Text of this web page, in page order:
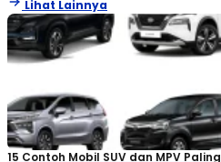
Lihat Lainnya
15 Contoh Mobil SUV dan MPV Paling